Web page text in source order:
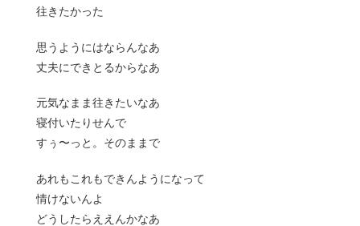
往きたかった
思うようにはならんなあ
丈夫にできとるからなあ
元気なまま往きたいなあ
寝付いたりせんで
すぅ〜っと。そのままで
あれもこれもできんようになって
情けないんよ
どうしたらええんかなあ